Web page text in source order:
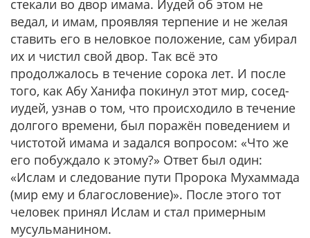
стекали во двор имама. Иудей об этом не
ведал, и имам, проявляя терпение и не желая
ставить его в неловкое положение, сам убирал
их и чистил свой двор. Так всё это
продолжалось в течение сорока лет. И после
того, как Абу Ханифа покинул этот мир, сосед-
иудей, узнав о том, что происходило в течение
долгого времени, был поражён поведением и
чистотой имама и задался вопросом: «Что же
его побуждало к этому?» Ответ был один:
«Ислам и следование пути Пророка Мухаммада
(мир ему и благословение)». После этого тот
человек принял Ислам и стал примерным
мусульманином.